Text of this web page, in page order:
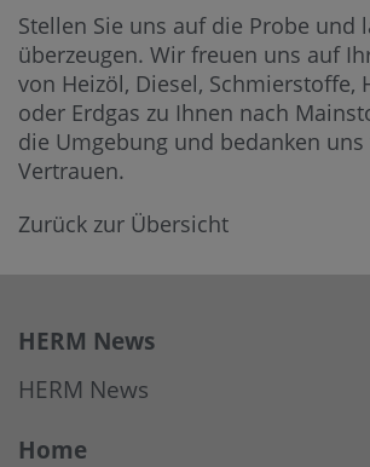
Stellen Sie uns auf die Probe und
überzeugen. Wir freuen uns auf
von Heizöl, Diesel, Schmierstoffe,
oder Erdgas zu Ihnen nach
die Umgebung und bedanken
Vertrauen.
Zurück zur Übersicht
HERM News
HERM News
Home